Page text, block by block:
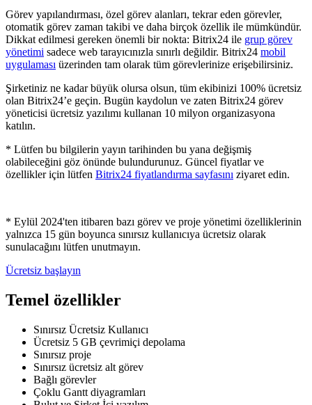
Görev yapılandırması, özel görev alanları, tekrar eden görevler,
otomatik görev zaman takibi ve daha birçok özellik ile mümkündür.
Dikkat edilmesi gereken önemli bir nokta: Bitrix24 ile grup görev
yönetimi sadece web tarayıcınızla sınırlı değildir. Bitrix24 mobil
uygulaması üzerinden tam olarak tüm görevlerinize erişebilirsiniz.
Şirketiniz ne kadar büyük olursa olsun, tüm ekibinizi 100% ücretsiz
olan Bitrix24’e geçin. Bugün kaydolun ve zaten Bitrix24 görev
yöneticisi ücretsiz yazılımı kullanan 10 milyon organizasyona
katılın.
* Lütfen bu bilgilerin yayın tarihinden bu yana değişmiş
olabileceğini göz önünde bulundurunuz. Güncel fiyatlar ve
özellikler için lütfen Bitrix24 fiyatlandırma sayfasını ziyaret edin.
* Eylül 2024'ten itibaren bazı görev ve proje yönetimi özelliklerinin
yalnızca 15 gün boyunca sınırsız kullanıcıya ücretsiz olarak
sunulacağını lütfen unutmayın.
Ücretsiz başlayın
Temel özellikler
Sınırsız Ücretsiz Kullanıcı
Ücretsiz 5 GB çevrimiçi depolama
Sınırsız proje
Sınırsız ücretsiz alt görev
Bağlı görevler
Çoklu Gantt diyagramları